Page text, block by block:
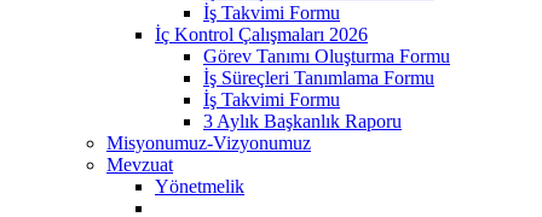
İş Takvimi Formu
İç Kontrol Çalışmaları 2026
Görev Tanımı Oluşturma Formu
İş Süreçleri Tanımlama Formu
İş Takvimi Formu
3 Aylık Başkanlık Raporu
Misyonumuz-Vizyonumuz
Mevzuat
Yönetmelik